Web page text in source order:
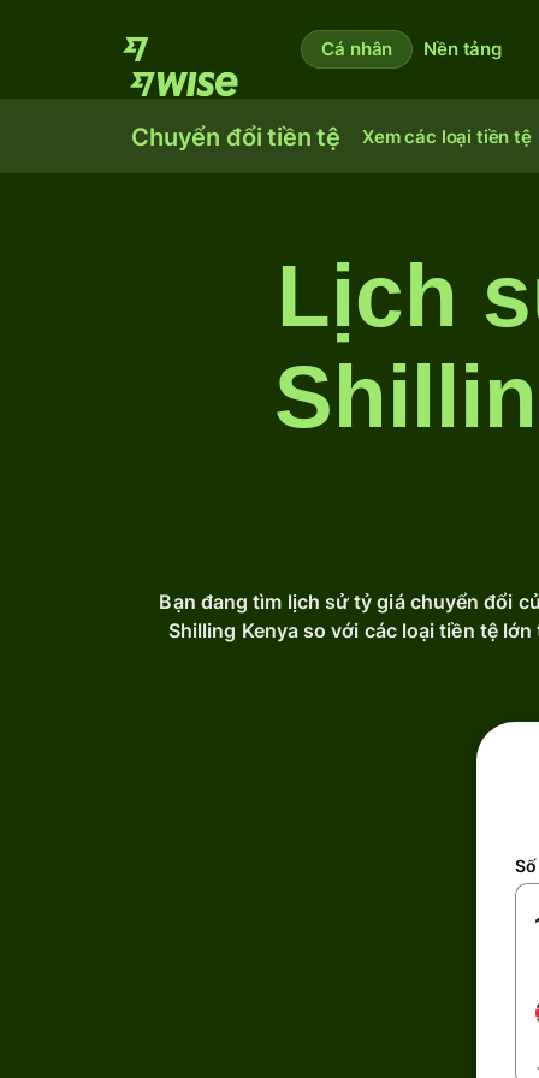
Cá nhân Nền tảng
Chuyển đổi tiền tệ Xem các loại tiền tệ
Lịch
Bạn đang tìm lịch sử tỷ giá chuyển đổi
Shilling Kenya so với các loại tiền tệ